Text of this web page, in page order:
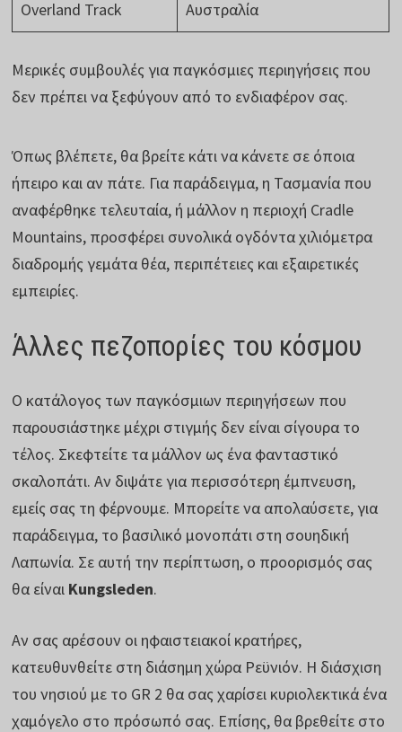
Overland Track Αυστραλία
Μερικές συμβουλές για παγκόσμιες περιηγήσεις που
δεν πρέπει να ξεφύγουν από το ενδιαφέρον σας.
Όπως βλέπετε, θα βρείτε κάτι να κάνετε σε όποια
ήπειρο και αν πάτε. Για παράδειγμα, η Τασμανία που
αναφέρθηκε τελευταία, ή μάλλον η περιοχή Cradle
Mountains, προσφέρει συνολικά ογδόντα χιλιόμετρα
διαδρομής γεμάτα θέα, περιπέτειες και εξαιρετικές
εμπειρίες.
Άλλες πεζοπορίες του κόσμου
Ο κατάλογος των παγκόσμιων περιηγήσεων που
παρουσιάστηκε μέχρι στιγμής δεν είναι σίγουρα το
τέλος. Σκεφτείτε τα μάλλον ως ένα φανταστικό
σκαλοπάτι. Αν διψάτε για περισσότερη έμπνευση,
εμείς σας τη φέρνουμε. Μπορείτε να απολαύσετε, για
παράδειγμα, το βασιλικό μονοπάτι στη σουηδική
Λαπωνία. Σε αυτή την περίπτωση, ο προορισμός σας
θα είναι Kungsleden.
Αν σας αρέσουν οι ηφαιστειακοί κρατήρες,
κατευθυνθείτε στη διάσημη χώρα Ρεϋνιόν. Η διάσχιση
του νησιού με το GR 2 θα σας χαρίσει κυριολεκτικά ένα
χαμόγελο στο πρόσωπό σας. Επίσης, θα βρεθείτε στο